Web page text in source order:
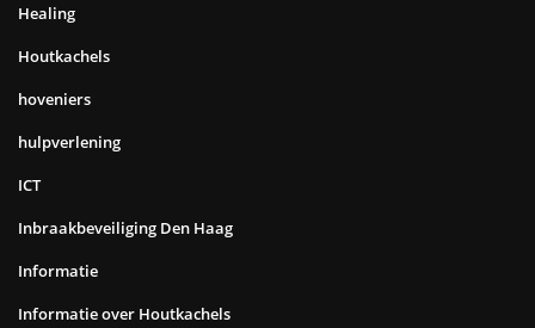
Healing
Houtkachels
hoveniers
hulpverlening
ICT
Inbraakbeveiliging Den Haag
Informatie
Informatie over Houtkachels